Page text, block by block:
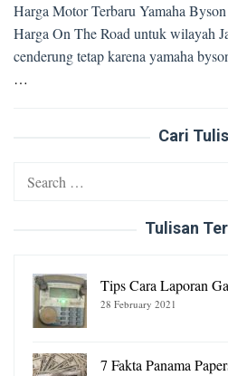
Harga Motor Terbaru Yamaha
Harga On The Road untuk wilayah
cenderung tetap karena yamaha
…
Cari
Search
Tulisan
Tips Cara Laporan
28 February 2021
7 Fakta Panama